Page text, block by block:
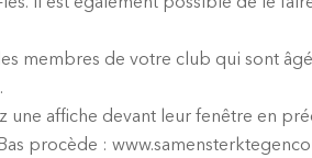
membres de votre club qui sont
une affiche devant leur fenêtre en
procède :